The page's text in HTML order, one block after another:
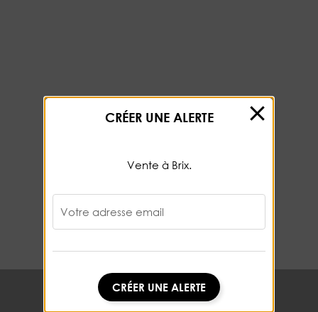
CRÉER UNE ALERTE
CRÉER UNE ALERTE
Vente à Brix.
Votre adresse email
CRÉER UNE ALERTE